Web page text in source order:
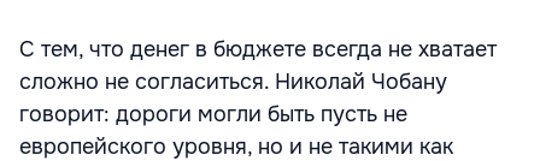
С тем, что денег в бюджете всегда не хватает
сложно не согласиться. Николай Чобану
говорит: дороги могли быть пусть не
европейского уровня, но и не такими как